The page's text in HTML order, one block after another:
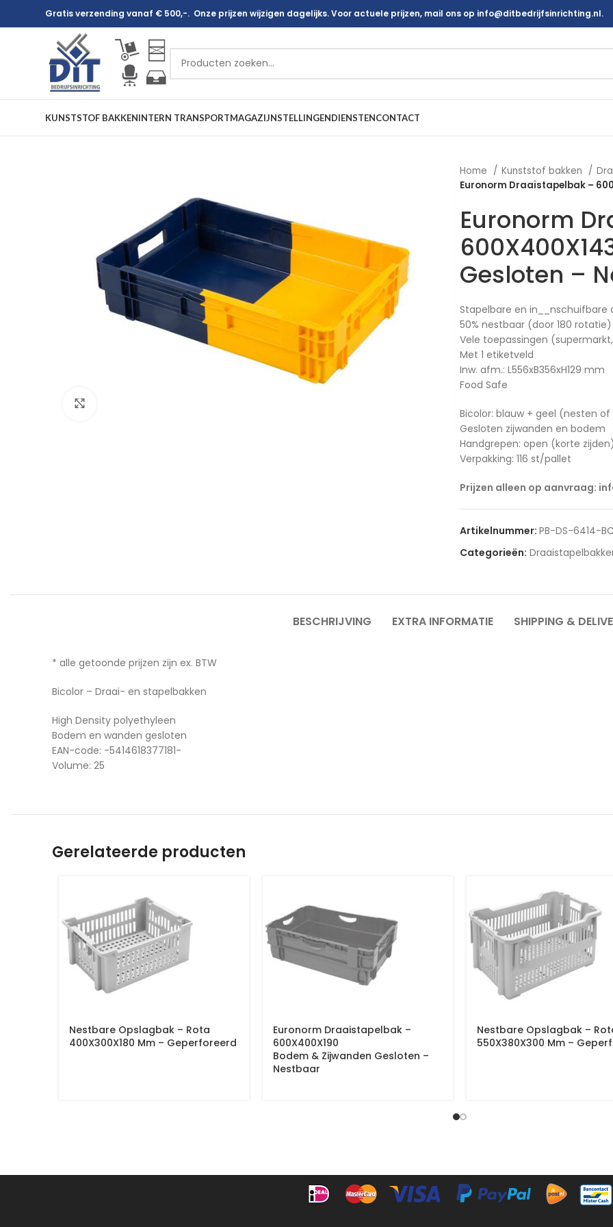
Gratis verzending vanaf € 500,-. Onze prijzen wijzigen dagelijks. Voor actuele prijzen, mail ons op info@ditbedrijfsinrichting.nl.
KUNSTSTOF BAKKENINTERN TRANSPORTMAGAZIJNSTELLINGENDIENSTENCONTACT
Home Kunststof bakken
Euronorm Draaistapelbak –
Euronorm
Gesloten –
Stapelbare en in__nschuifbare
50% nestbaar (door 180 rotatie)
Vele toepassingen
Met 1 etiketveld
Inw. afm.: L556xB356xH129 mm
Food Safe
Bicolor: blauw + geel (nesten
Gesloten zijwanden en bodem
Handgrepen: open (korte
Verpakking: 116 st/pallet
Prijzen alleen op aanvraag:
Artikelnummer: PB-DS-6414-
Categorieën:
BESCHRIJVING EXTRA INFORMATIE SHIPPING &
* alle getoonde prijzen zijn ex. BTW
Bicolor – Draai- en stapelbakken
High Density polyethyleen
Bodem en wanden gesloten
EAN-code: -5414618377181-
Volume: 25
Gerelateerde producten
Nestbare Opslagbak – Rota
400X300X180 Mm – Geperforeerd
Euronorm Draaistapelbak –
600X400X190
Bodem & Zijwanden Gesloten –
Nestbaar
Nestbare Opslagbak –
550X380X300 Mm –